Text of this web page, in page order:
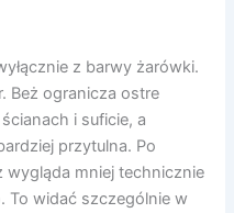
z barwy żarówki.
Beż ogranicza ostre
i suficie, a
przytulna. Po
wygląda mniej technicznie
To widać szczególnie w